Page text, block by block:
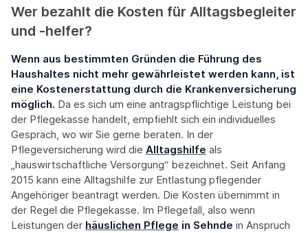
Wer bezahlt die Kosten für Alltagsbegleiter
und -helfer?
Wenn aus bestimmten Gründen die Führung des
Haushaltes nicht mehr gewährleistet werden kann, ist
eine Kostenerstattung durch die Krankenversicherung
möglich. Da es sich um eine antragspflichtige Leistung bei
der Pflegekasse handelt, empfiehlt sich ein individuelles
Gespräch, wo wir Sie gerne beraten. In der
Pflegeversicherung wird die Alltagshilfe als
„hauswirtschaftliche Versorgung“ bezeichnet. Seit Anfang
2015 kann eine Alltagshilfe zur Entlastung pflegender
Angehöriger beantragt werden. Die Kosten übernimmt in
der Regel die Pflegekasse. Im Pflegefall, also wenn
Leistungen der häuslichen Pflege in Sehnde in Anspruch